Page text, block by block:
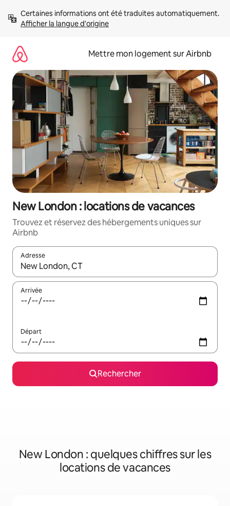
directement
Afficher la langue d'origine
Mettre mon logement sur Airbnb
New London : locations de vacances
Trouvez et réservez des hébergements uniques sur
Airbnb
Adresse
Lorsque les résultats s'affichent, utilisez les flèches vers le
Arrivée
Départ
Rechercher
New London : quelques chiffres sur les
locations de vacances